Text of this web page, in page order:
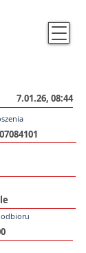
7.01.26, 08:44